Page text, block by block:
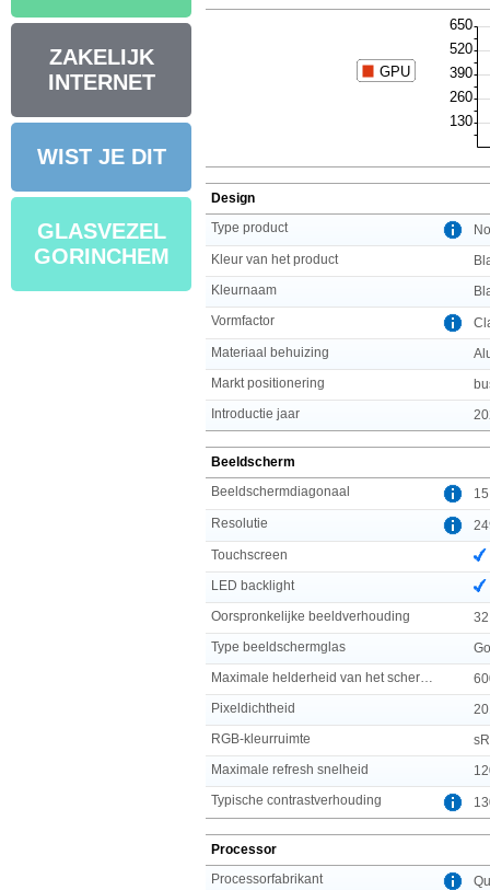
ZAKELIJK
INTERNET
WIST JE DIT
GLASVEZEL
GORINCHEM
Design
Type product
Kleur van het product
Kleurnaam
Vormfactor
Materiaal behuizing
Markt positionering
Introductie jaar
Beeldscherm
Beeldschermdiagonaal
Resolutie
Touchscreen
LED backlight
Oorspronkelijke beeldverhouding
32
Type beeldschermglas
Pixeldichtheid
RGB-kleurruimte
Maximale refresh snelheid
Typische contrastverhouding
Processor
Processorfabrikant